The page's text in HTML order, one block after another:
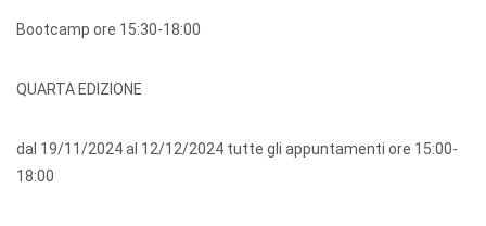
Bootcamp ore 15:30-18:00
QUARTA EDIZIONE
dal 19/11/2024 al 12/12/2024 tutte gli appuntamenti ore 15:00-
18:00